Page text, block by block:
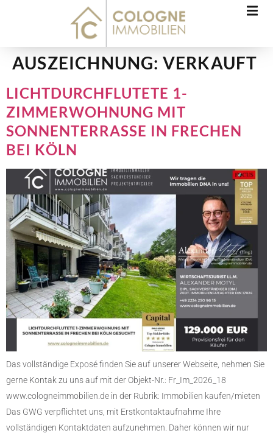
AUSZEICHNUNG: VERKAUFT
LICHTDURCHFLUTETE 1-
ZIMMERWOHNUNG MIT
SONNENTERRASSE IN FRECHEN
BEI KÖLN
Das vollständige Exposé finden Sie auf unserer Webseite, nehmen Sie
gerne Kontak zu uns auf mit der Objekt-Nr.: Fr_Im_2026_18
www.cologneimmobilien.de in der Rubrik: Immobilien kaufen/mieten
Das GWG verpflichtet uns, mit Erstkontaktaufnahme Ihre
vollständigen Kontaktdaten aufzunehmen. Daher können wir nur